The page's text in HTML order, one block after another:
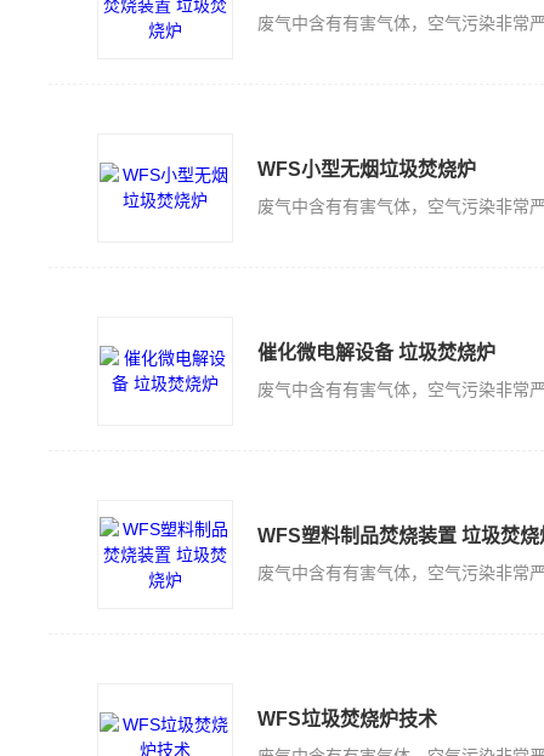
WFS小型无烟垃圾焚烧炉
催化微电解设备 垃圾焚烧炉
WFS塑料制品焚烧装置 垃圾焚烧
WFS垃圾焚烧炉技术